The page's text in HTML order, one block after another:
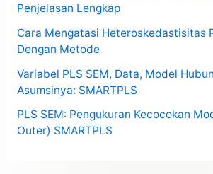
Penjelasan Lengkap
Cara Mengatasi Heteroskedastisitas
Dengan Metode
Variabel PLS SEM, Data, Model
Asumsinya: SMARTPLS
PLS SEM: Pengukuran Kecocokan
Outer) SMARTPLS